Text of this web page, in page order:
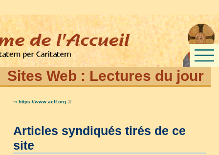
Sites Web : Lectures du jour
⇒ https://www.aelf.org
Articles syndiqués tirés de ce
site